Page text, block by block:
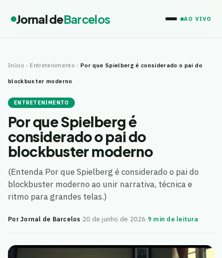
Jornal deBarcelos AO VIVO
Início › Entretenimento › Por que Spielberg é considerado o pai do
blockbuster moderno
ENTRETENIMENTO
Por que Spielberg é
considerado o pai do
blockbuster moderno
(Entenda Por que Spielberg é considerado o pai do
blockbuster moderno ao unir narrativa, técnica e
ritmo para grandes telas.)
Por Jornal de Barcelos·20 de junho de 2026·9 min de leitura